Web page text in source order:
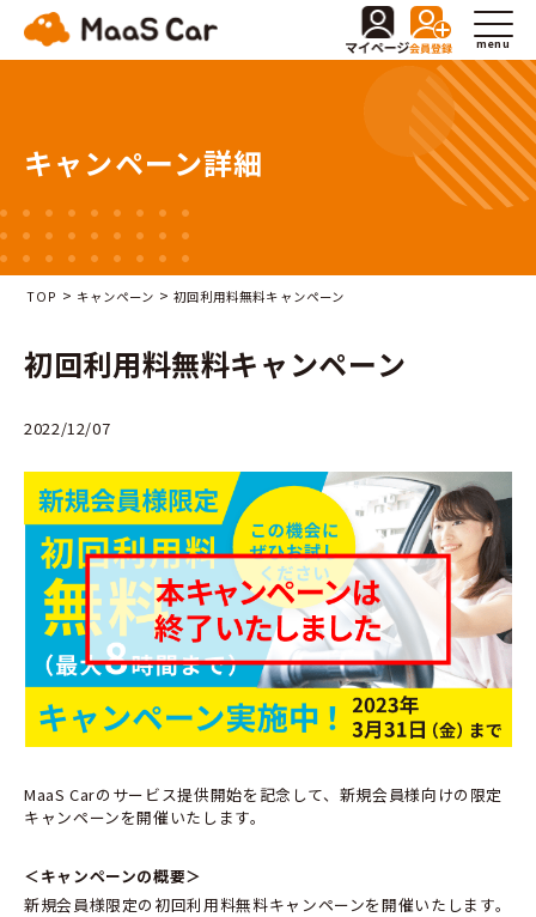
menu
キャンペーン詳細
TOP > キャンペーン >初回利用料無料キャンペーン
初回利用料無料キャンペーン
2022/12/07
MaaS Carのサービス提供開始を記念して、新規会員様向けの限定
キャンペーンを開催いたします。
＜キャンペーンの概要＞
新規会員様限定の初回利用料無料キャンペーンを開催いたします。